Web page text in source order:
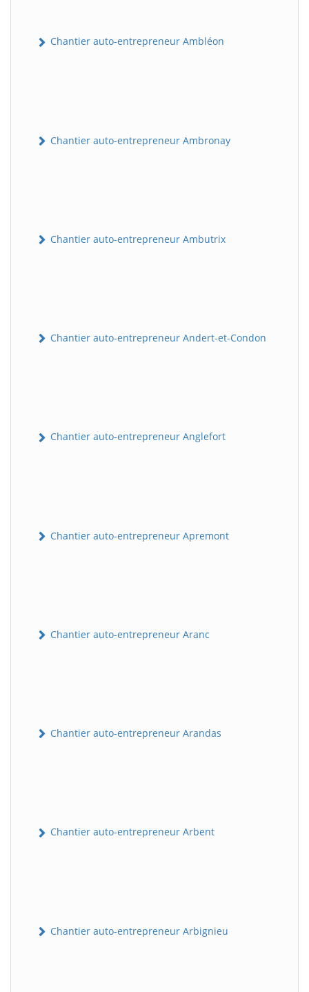
Chantier auto-entrepreneur Ambléon
Chantier auto-entrepreneur Ambronay
Chantier auto-entrepreneur Ambutrix
Chantier auto-entrepreneur Andert-et-Condon
Chantier auto-entrepreneur Anglefort
Chantier auto-entrepreneur Apremont
Chantier auto-entrepreneur Aranc
Chantier auto-entrepreneur Arandas
Chantier auto-entrepreneur Arbent
Chantier auto-entrepreneur Arbignieu